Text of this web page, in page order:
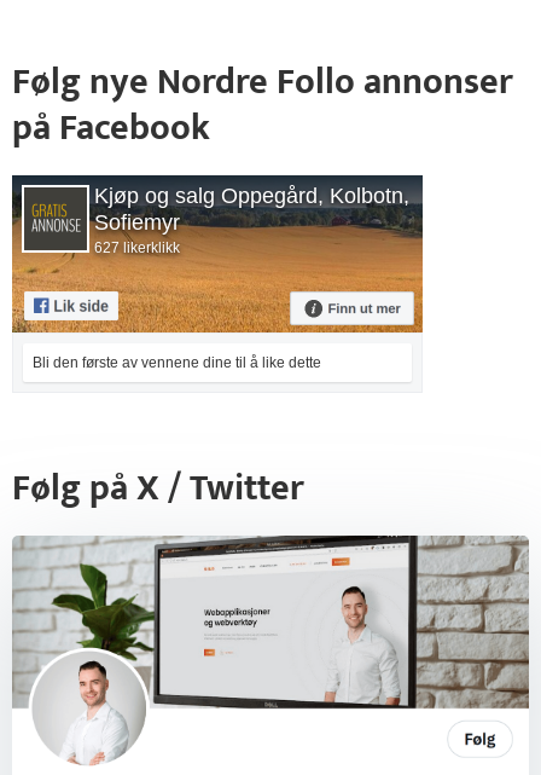
Følg nye Nordre Follo annonser
på Facebook
Kjøp og salg Oppegård, Kolbotn,
Sofiemyr
627 likerklikk
Bli den første av vennene dine til å like dette
Følg på X / Twitter